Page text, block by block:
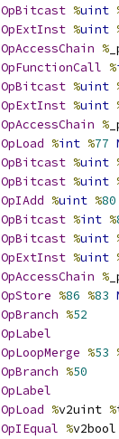
OpBitcast %uint
OpExtInst %uint
OpAccessChain %
OpFunctionCall %
OpBitcast %uint
OpExtInst %uint
OpAccessChain %
OpLoad %int %77
OpBitcast %uint
OpBitcast %uint
OpIAdd %uint %80
OpBitcast %int %
OpBitcast %uint
OpExtInst %uint
OpAccessChain %
OpStore %86 %83
OpBranch %52
OpLabel
OpLoopMerge %53
OpBranch %50
OpLabel
OpLoad %v2uint %
OpIEqual %v2bool